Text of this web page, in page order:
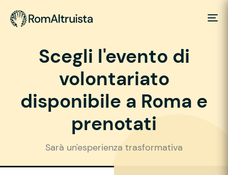
Scegli l'evento di
volontariato
disponibile a Roma e
prenotati
Sarà un'esperienza trasformativa